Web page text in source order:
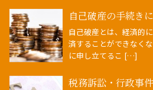
自己破産の手続き
自己破産とは、経済的
済することができなく
に申し立てるこ […]
税務訴訟・行政事件